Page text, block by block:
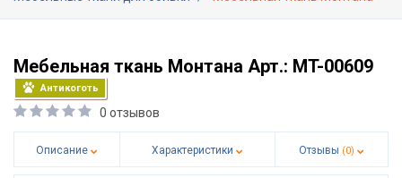
Мебельная ткань Монтана Арт.: MT-00609
Антикоготь
0 отзывов
Описание Характеристики Отзывы (0)